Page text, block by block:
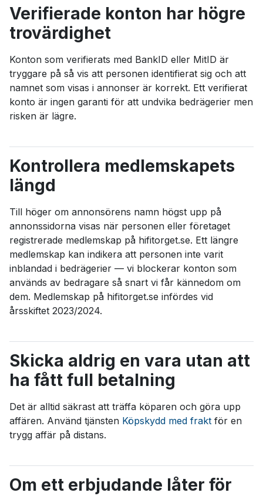
Verifierade konton har högre
trovärdighet
Konton som verifierats med BankID eller MitID är
tryggare på så vis att personen identifierat sig och att
namnet som visas i annonser är korrekt. Ett verifierat
konto är ingen garanti för att undvika bedrägerier men
risken är lägre.
Kontrollera medlemskapets
längd
Till höger om annonsörens namn högst upp på
annonssidorna visas när personen eller företaget
registrerade medlemskap på hifitorget.se. Ett längre
medlemskap kan indikera att personen inte varit
inblandad i bedrägerier — vi blockerar konton som
används av bedragare så snart vi får kännedom om
dem. Medlemskap på hifitorget.se infördes vid
årsskiftet 2023/2024.
Skicka aldrig en vara utan att
ha fått full betalning
Det är alltid säkrast att träffa köparen och göra upp
affären. Använd tjänsten Köpskydd med frakt för en
trygg affär på distans.
Om ett erbjudande låter för